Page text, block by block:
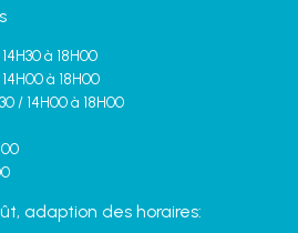
à 18H00
à 18H00
/ 14H00 à 18H00
adaption des horaires: